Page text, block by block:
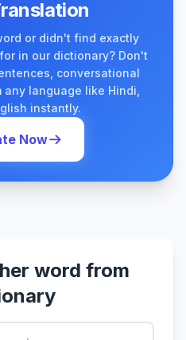
or didn't find exactly
in our dictionary? Don't
conversational
language like Hindi,
instantly.
Now
word from